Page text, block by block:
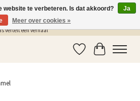
| Sherlocks Place: dé plek voor MONIN siropen, bar
vertelt een verhaal
Verlanglijst
website te verbeteren. Is dat akkoord?
Ja
Meer over cookies »